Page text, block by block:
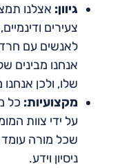
גיוון: אצלנו
צעירים
לאנשים עם
אנחנו מבינים
שלו, ולכן
מקצועיות: כל
על ידי צוות
שכל מורה
ניסיון וידע.